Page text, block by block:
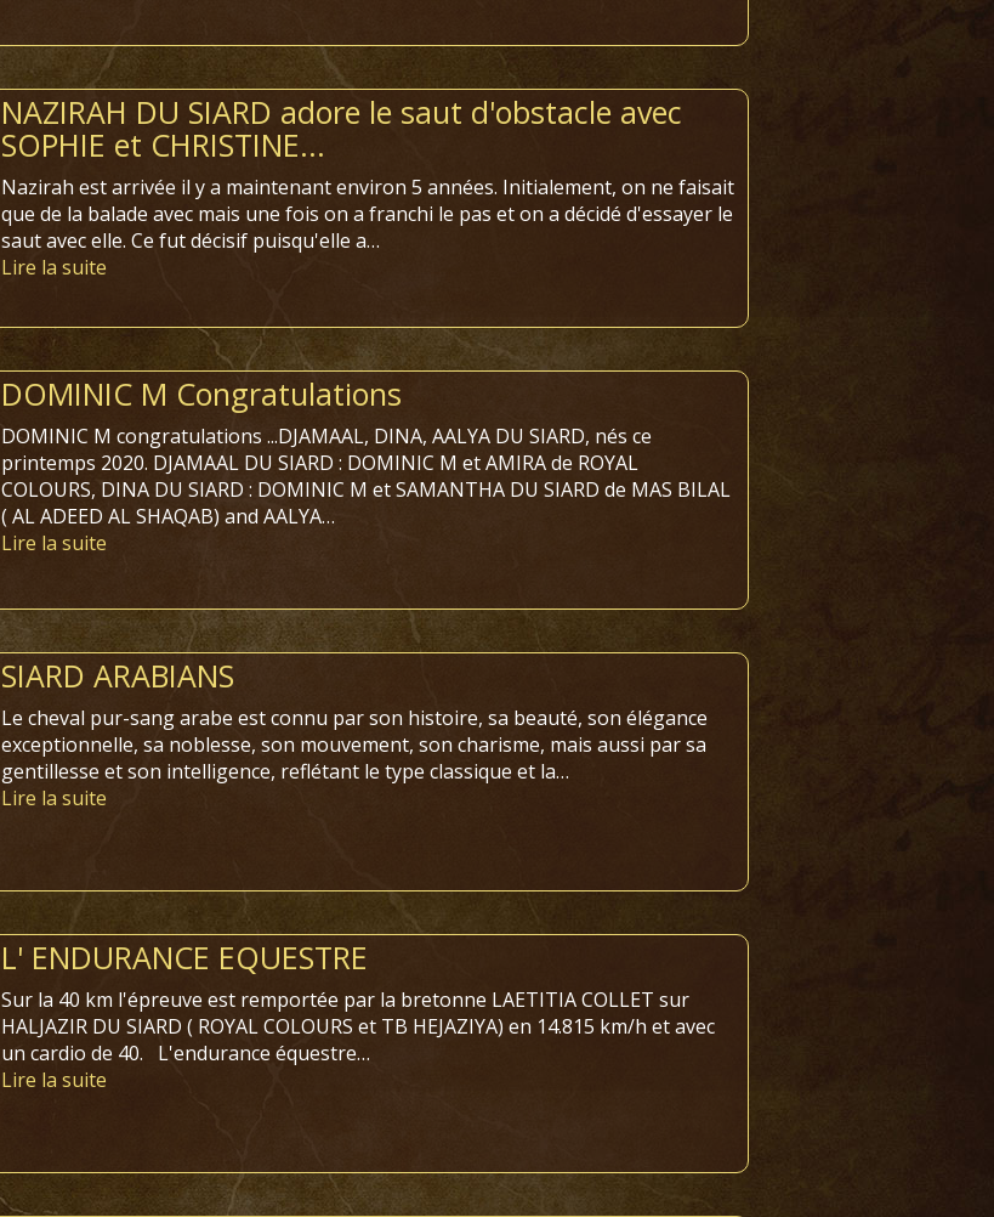
NAZIRAH DU SIARD adore le saut d'obstacle avec
SOPHIE et CHRISTINE...
Nazirah est arrivée il y a maintenant environ 5 années. Initialement, on ne faisait
que de la balade avec mais une fois on a franchi le pas et on a décidé d'essayer le
saut avec elle. Ce fut décisif puisqu'elle a…
Lire la suite
DOMINIC M Congratulations
DOMINIC M congratulations ...DJAMAAL, DINA, AALYA DU SIARD, nés ce
printemps 2020. DJAMAAL DU SIARD : DOMINIC M et AMIRA de ROYAL
COLOURS, DINA DU SIARD : DOMINIC M et SAMANTHA DU SIARD de MAS BILAL
( AL ADEED AL SHAQAB) and AALYA…
Lire la suite
SIARD ARABIANS
Le cheval pur-sang arabe est connu par son histoire, sa beauté, son élégance
exceptionnelle, sa noblesse, son mouvement, son charisme, mais aussi par sa
gentillesse et son intelligence, reflétant le type classique et la…
Lire la suite
L' ENDURANCE EQUESTRE
Sur la 40 km l'épreuve est remportée par la bretonne LAETITIA COLLET sur
HALJAZIR DU SIARD ( ROYAL COLOURS et TB HEJAZIYA) en 14.815 km/h et avec
un cardio de 40.
L'endurance équestre…
Lire la suite